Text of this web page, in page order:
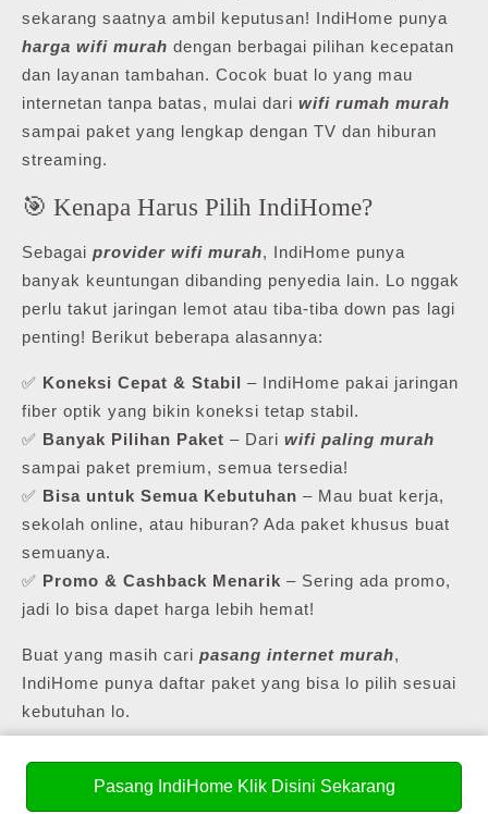
sekarang saatnya ambil keputusan! IndiHome punya
harga wifi murah dengan berbagai pilihan kecepatan
dan layanan tambahan. Cocok buat lo yang mau
internetan tanpa batas, mulai dari wifi rumah murah
sampai paket yang lengkap dengan TV dan hiburan
streaming.
🎯 Kenapa Harus Pilih IndiHome?
Sebagai provider wifi murah, IndiHome punya
banyak keuntungan dibanding penyedia lain. Lo nggak
perlu takut jaringan lemot atau tiba-tiba down pas lagi
penting! Berikut beberapa alasannya:
✅ Koneksi Cepat & Stabil – IndiHome pakai jaringan
fiber optik yang bikin koneksi tetap stabil.
✅ Banyak Pilihan Paket – Dari wifi paling murah
sampai paket premium, semua tersedia!
✅ Bisa untuk Semua Kebutuhan – Mau buat kerja,
sekolah online, atau hiburan? Ada paket khusus buat
semuanya.
✅ Promo & Cashback Menarik – Sering ada promo,
jadi lo bisa dapet harga lebih hemat!
Buat yang masih cari pasang internet murah,
IndiHome punya daftar paket yang bisa lo pilih sesuai
kebutuhan lo.
💰 Daftar Harga Paket Pasang WiFi Murah
Pasang IndiHome Klik Disini Sekarang